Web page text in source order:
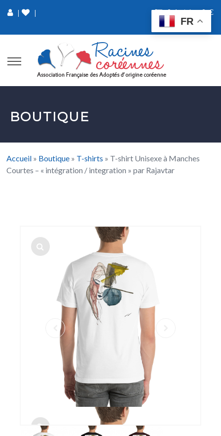
| 0 Article 0 €
|
BOUTIQUE
Accueil » Boutique » T-shirts » T-shirt Unisexe à Manches
Courtes – « intégration / integration » par Rajavtar
FR